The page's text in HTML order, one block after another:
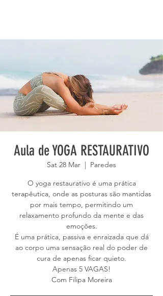
Aula de YOGA RESTAURATIVO
Sat 28 Mar
  |
Paredes
O yoga restaurativo é uma prática
terapêutica, onde as posturas são mantidas
por mais tempo, permitindo um
relaxamento profundo da mente e das
emoções.
É uma prática, passiva e enraizada que dá
ao corpo uma sensação real do poder de
cura de apenas ficar quieto.
Apenas 5 VAGAS!
Com Filipa Moreira